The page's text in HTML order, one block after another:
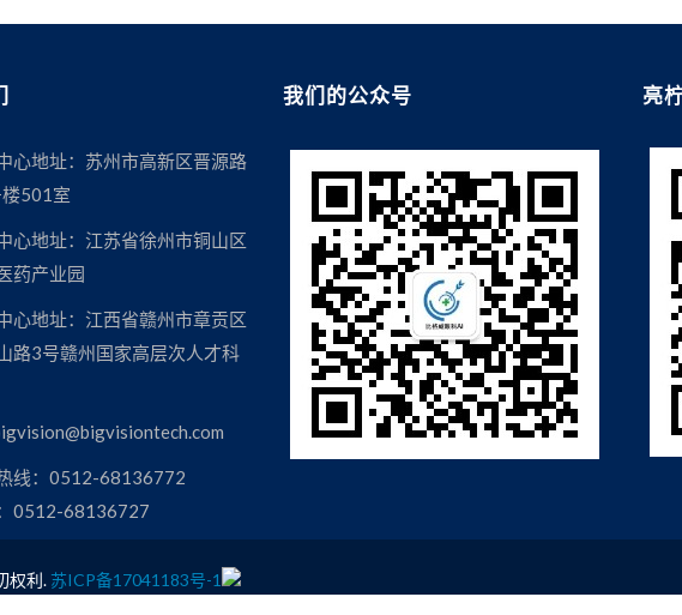
工智能辅助诊断系统，能够有效提升基层医院眼科诊疗能力。 袁进教
态影像融合与疾病诊断算法上居行业前列，新一代全自动人工智能OCT
能分析系统MIAS临床验
特检医师、住院医师和眼底专家三个级别医生进行独立标注，与比格威医疗
医疗AI对比主任医师标注，在糖尿病视网膜病变转诊判断上灵敏度
均漏诊率3.85%，平均误诊率3.05%，与主任医师标注高度一致。 宋宗
应用价值进行了讲解，黄斑裂孔是一种慢性眼病，早期无症状，OCT检查
全自动化操作功能，在1-2分钟就能完成检查，减少对于专业检查人员的依
好的推广，通过筛查及早发现、治疗黄斑疾病。 在因疫情而不同
初心与使命担当的最好体现。业内大咖对于比格威新一代全自动人工智
大的信心与激励。“及早发现每一双有问题的眼睛，并给予最好的治疗方
心地址：苏州市高新区晋源路
501室
心地址：江苏省徐州市铜山区
药产业园
心地址：江西省赣州市章贡区
路3号赣州国家高层次人才科
线：0512-68136772
0512-68136727
我们的公众号 亮
权利. 苏ICP备17041183号-1